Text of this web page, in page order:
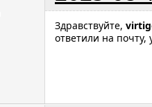
Здравствуйте,
ответили на